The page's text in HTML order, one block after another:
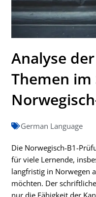
Analyse
Themen
German Language
Die Norwegisch-B1-
für viele Lernende,
langfristig in Norwegen
möchten. Der